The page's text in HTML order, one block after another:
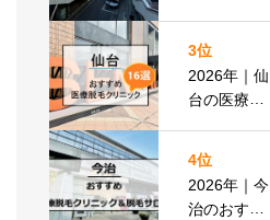
脱毛＆脱毛
サロン全16
選
3位
2026年｜仙
台の医療脱
払いOKの
安い医院も
4位
2026年｜今
治のおすす